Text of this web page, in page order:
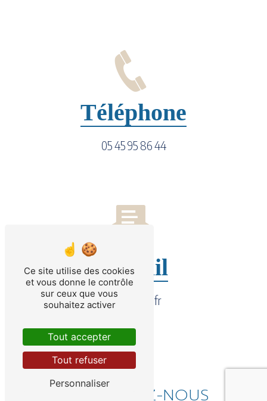
Téléphone
05 45 95 86 44
E-mail
sorc@sorc.fr
CONTACTEZ-NOUS
Ce site utilise des cookies
et vous donne le contrôle
sur ceux que vous
souhaitez activer
Tout accepter
Tout refuser
Personnaliser